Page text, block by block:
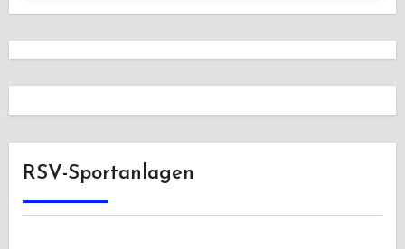
RSV-Sportanlagen